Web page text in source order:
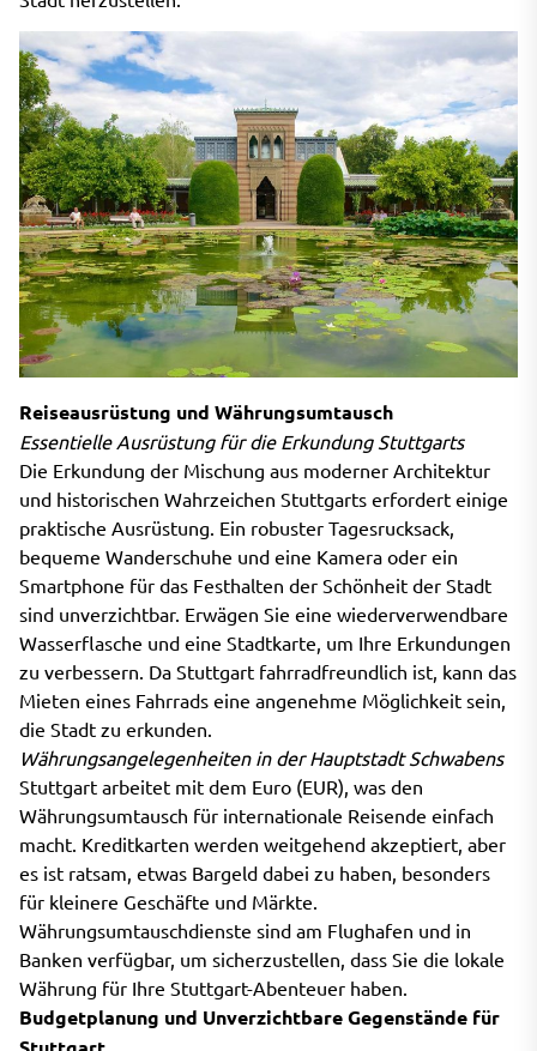
Reiseausrüstung und Währungsumtausch
Essentielle Ausrüstung für die Erkundung Stuttgarts
Die Erkundung der Mischung aus moderner Architektur
und historischen Wahrzeichen Stuttgarts erfordert einige
praktische Ausrüstung. Ein robuster Tagesrucksack,
bequeme Wanderschuhe und eine Kamera oder ein
Smartphone für das Festhalten der Schönheit der Stadt
sind unverzichtbar. Erwägen Sie eine wiederverwendbare
Wasserflasche und eine Stadtkarte, um Ihre Erkundungen
zu verbessern. Da Stuttgart fahrradfreundlich ist, kann das
Mieten eines Fahrrads eine angenehme Möglichkeit sein,
die Stadt zu erkunden.
Währungsangelegenheiten in der Hauptstadt Schwabens
Stuttgart arbeitet mit dem Euro (EUR), was den
Währungsumtausch für internationale Reisende einfach
macht. Kreditkarten werden weitgehend akzeptiert, aber
es ist ratsam, etwas Bargeld dabei zu haben, besonders
für kleinere Geschäfte und Märkte.
Währungsumtauschdienste sind am Flughafen und in
Banken verfügbar, um sicherzustellen, dass Sie die lokale
Währung für Ihre Stuttgart-Abenteuer haben.
Budgetplanung und Unverzichtbare Gegenstände für